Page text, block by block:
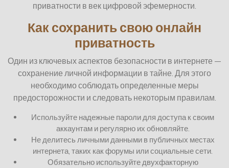
приватности в век цифровой эфемерности.
Как сохранить свою онлайн
приватность
Один из ключевых аспектов безопасности в интернете —
сохранение личной информации в тайне. Для этого
необходимо соблюдать определенные меры
предосторожности и следовать некоторым правилам.
Используйте надежные пароли для доступа к своим
аккаунтам и регулярно их обновляйте.
Не делитесь личными данными в публичных местах
интернета, таких как форумы или социальные сети.
Обязательно используйте двухфакторную